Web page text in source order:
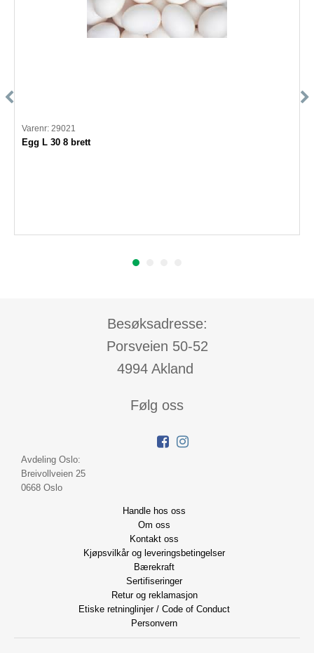
Varenr: 29021
Egg L 30 8 brett
Besøksadresse:
Porsveien 50-52
4994 Akland
Følg oss
Avdeling Oslo:
Breivollveien 25
0668 Oslo
Handle hos oss
Om oss
Kontakt oss
Kjøpsvilkår og leveringsbetingelser
Bærekraft
Sertifiseringer
Retur og reklamasjon
Etiske retninglinjer / Code of Conduct
Personvern